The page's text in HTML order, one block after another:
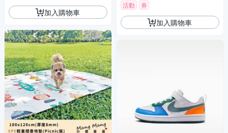
加入購物車
活動 券
加入購物車